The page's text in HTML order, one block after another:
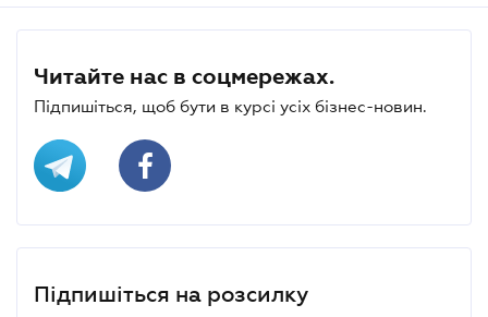
Читайте нас в соцмережах.
Підпишіться, щоб бути в курсі усіх бізнес-новин.
Підпишіться на розсилку